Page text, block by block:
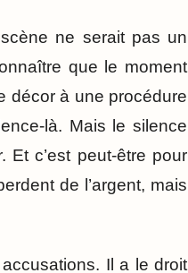
ne serait pas un
que le moment
décor à une procédure
là. Mais le silence
Et c’est peut-être pour
de l’argent, mais
Il a le droit